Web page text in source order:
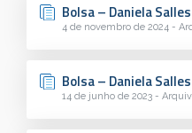
Bolsa – Daniela
4 de novembro de 2024 -
Bolsa – Daniela
14 de junho de 2023 -